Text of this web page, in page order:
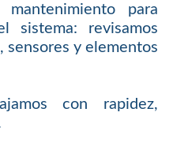
para
revisamos
sensores y elementos
con rapidez,